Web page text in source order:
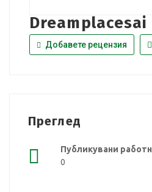
Dreamplacesai
Добавете рецензия
Преглед
Публикувани
0